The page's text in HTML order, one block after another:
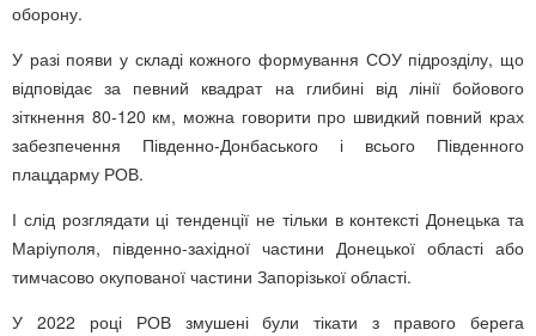
оборону.
У разі появи у складі кожного формування СОУ підрозділу, що
відповідає за певний квадрат на глибині від лінії бойового
зіткнення 80-120 км, можна говорити про швидкий повний крах
забезпечення Південно-Донбаського і всього Південного
плацдарму РОВ.
І слід розглядати ці тенденції не тільки в контексті Донецька та
Маріуполя, південно-західної частини Донецької області або
тимчасово окупованої частини Запорізької області.
У 2022 році РОВ змушені були тікати з правого берега